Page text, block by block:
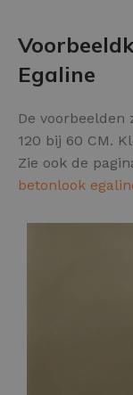
Egaline
De
120 bij 60 CM.
Zie ook de
betonlook